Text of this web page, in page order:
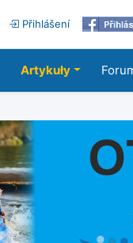
Přihlášení
Artykuły